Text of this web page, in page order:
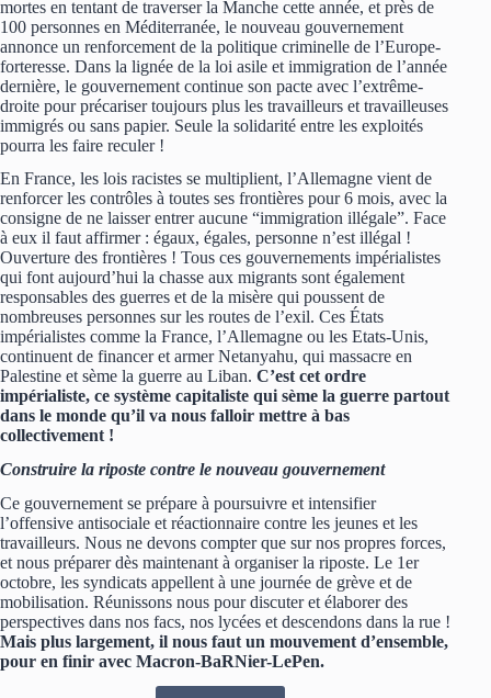
mortes en tentant de traverser la Manche cette année, et près de
100 personnes en Méditerranée, le nouveau gouvernement
annonce un renforcement de la politique criminelle de l’Europe-
forteresse. Dans la lignée de la loi asile et immigration de l’année
dernière, le gouvernement continue son pacte avec l’extrême-
droite pour précariser toujours plus les travailleurs et travailleuses
immigrés ou sans papier. Seule la solidarité entre les exploités
pourra les faire reculer !
En France, les lois racistes se multiplient, l’Allemagne vient de
renforcer les contrôles à toutes ses frontières pour 6 mois, avec la
consigne de ne laisser entrer aucune “immigration illégale”. Face
à eux il faut affirmer : égaux, égales, personne n’est illégal !
Ouverture des frontières ! Tous ces gouvernements impérialistes
qui font aujourd’hui la chasse aux migrants sont également
responsables des guerres et de la misère qui poussent de
nombreuses personnes sur les routes de l’exil. Ces États
impérialistes comme la France, l’Allemagne ou les Etats-Unis,
continuent de financer et armer Netanyahu, qui massacre en
Palestine et sème la guerre au Liban. C’est cet ordre
impérialiste, ce système capitaliste qui sème la guerre partout
dans le monde qu’il va nous falloir mettre à bas
collectivement !
Construire la riposte contre le nouveau gouvernement
Ce gouvernement se prépare à poursuivre et intensifier
l’offensive antisociale et réactionnaire contre les jeunes et les
travailleurs. Nous ne devons compter que sur nos propres forces,
et nous préparer dès maintenant à organiser la riposte. Le 1er
octobre, les syndicats appellent à une journée de grève et de
mobilisation. Réunissons nous pour discuter et élaborer des
perspectives dans nos facs, nos lycées et descendons dans la rue !
Mais plus largement, il nous faut un mouvement d’ensemble,
pour en finir avec Macron-BaRNier-LePen.